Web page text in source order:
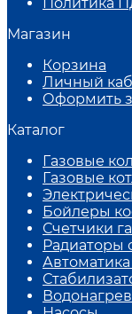
Магазин
Корзина
Личный
Оформить
Каталог
Газовые
Газовые
Бойлеры
Счетчики
Радиаторы